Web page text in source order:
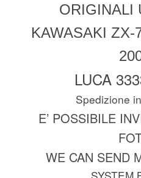
ORIGINALI
KAWASAKI ZX-
LUCA
Spedizione
E’ POSSIBILE
WE CAN SEND
SYSTEM